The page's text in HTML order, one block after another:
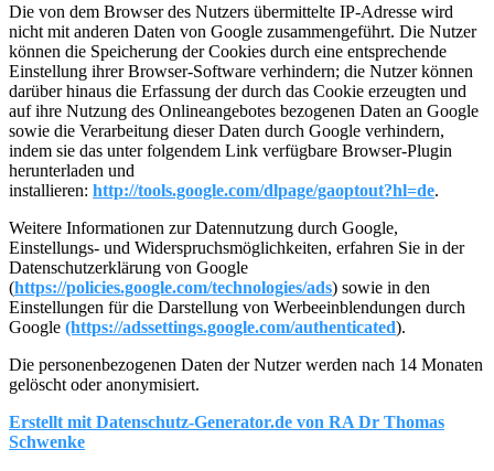
Die von dem Browser des Nutzers übermittelte IP-Adresse wird
nicht mit anderen Daten von Google zusammengeführt. Die Nutzer
können die Speicherung der Cookies durch eine entsprechende
Einstellung ihrer Browser-Software verhindern; die Nutzer können
darüber hinaus die Erfassung der durch das Cookie erzeugten und
auf ihre Nutzung des Onlineangebotes bezogenen Daten an Google
sowie die Verarbeitung dieser Daten durch Google verhindern,
indem sie das unter folgendem Link verfügbare Browser-Plugin
herunterladen und
installieren: http://tools.google.com/dlpage/gaoptout?hl=de.
Weitere Informationen zur Datennutzung durch Google,
Einstellungs- und Widerspruchsmöglichkeiten, erfahren Sie in der
Datenschutzerklärung von Google
(https://policies.google.com/technologies/ads) sowie in den
Einstellungen für die Darstellung von Werbeeinblendungen durch
Google (https://adssettings.google.com/authenticated).
Die personenbezogenen Daten der Nutzer werden nach 14 Monaten
gelöscht oder anonymisiert.
Erstellt mit Datenschutz-Generator.de von RA Dr Thomas
Schwenke